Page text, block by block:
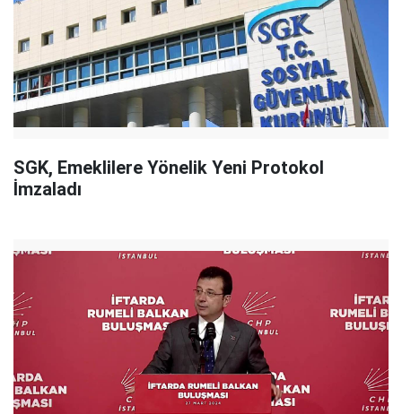
SGK, Emeklilere Yönelik Yeni Protokol
İmzaladı